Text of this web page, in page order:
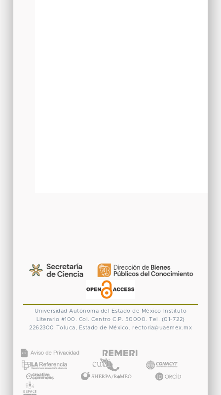
Universidad Autónoma del Estado de México
Instituto
Literario #100. Col. Centro C.P. 50000. Tel. (01-722)
2262300 Toluca, Estado de México. rectoria@uaemex.mx